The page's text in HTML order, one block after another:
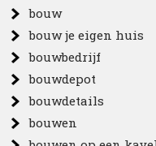
bouw
bouw je eigen huis
bouwbedrijf
bouwdepot
bouwdetails
bouwen